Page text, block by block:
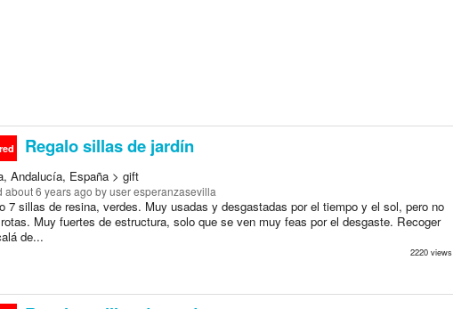
Regalo sillas de jardín
Andalucía, España > gift
about 6 years ago by user esperanzasevilla
7 sillas de resina, verdes. Muy usadas y desgastadas por el tiempo y el sol, pero no
Muy fuertes de estructura, solo que se ven muy feas por el desgaste. Recoger
de...
2220 views